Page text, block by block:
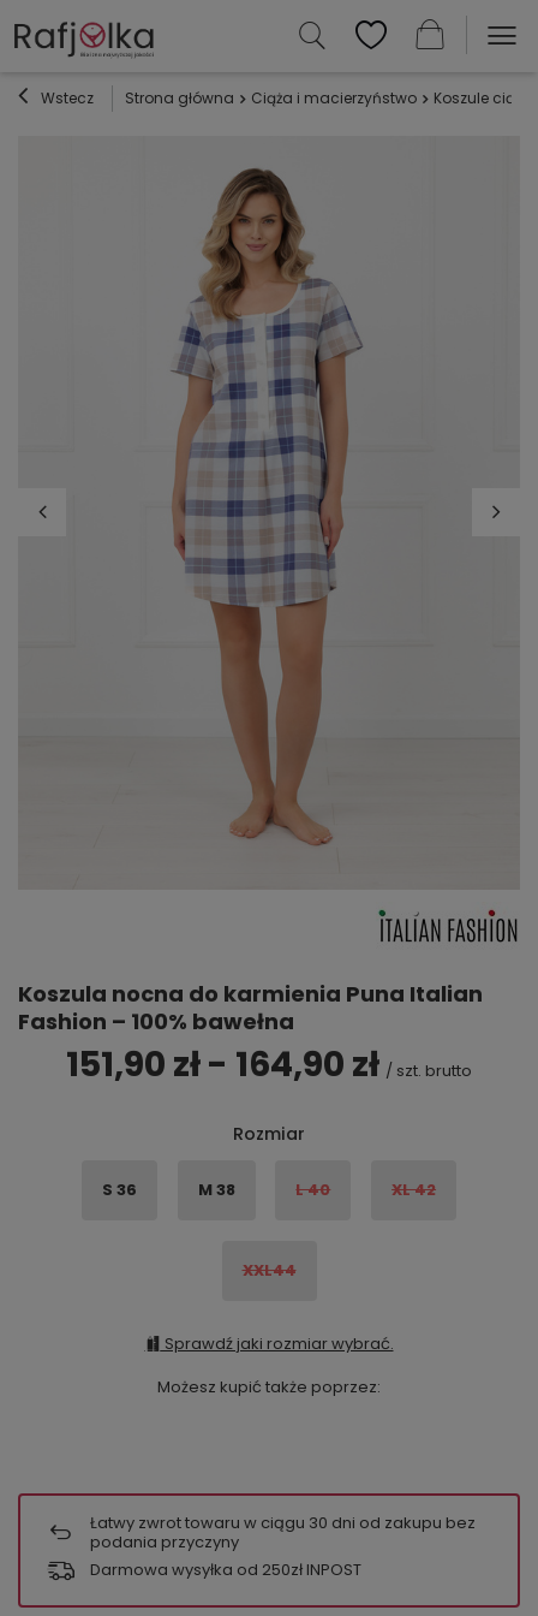
Wstecz Strona główna Ciąża i macierzyństwo Koszule
Koszula nocna do karmienia Puna Italian
Fashion – 100% bawełna
151,90 zł - 164,90 zł / szt. brutto
Rozmiar
S 36 M 38 L 40 XL 42
XXL44
Sprawdź jaki rozmiar wybrać.
Możesz kupić także poprzez:
Łatwy zwrot towaru w ciągu 30 dni od zakupu bez
podania przyczyny
Darmowa wysyłka od 250zł INPOST